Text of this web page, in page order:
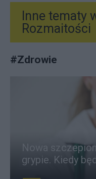
Inne tematy
Rozmaitości
#Zdrowie
Nowa
grypie. Kiedy